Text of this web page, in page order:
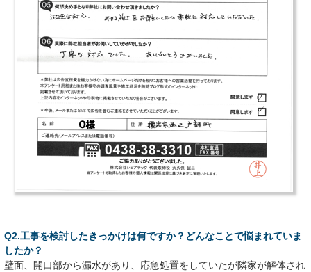
Q2.工事を検討したきっかけは何ですか？どんなことで悩まれていま
したか？
壁面、開口部から漏水があり、応急処置をしていたが隣家が解体され